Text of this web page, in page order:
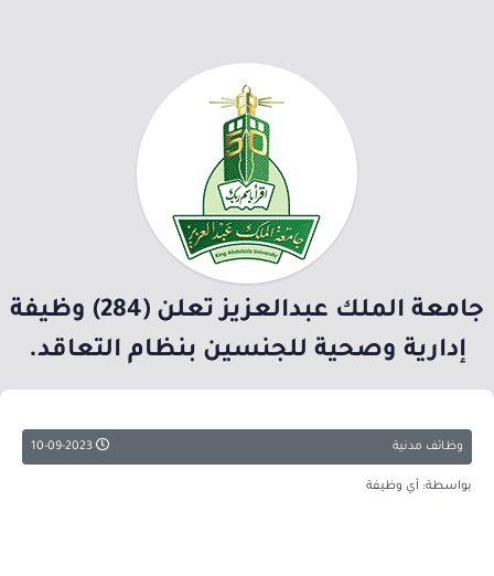
جامعة الملك عبدالعزيز تعلن (284) وظيفة
إدارية وصحية للجنسين بنظام التعاقد.
وظائف مدنية
بواسطة: أي وظيفة